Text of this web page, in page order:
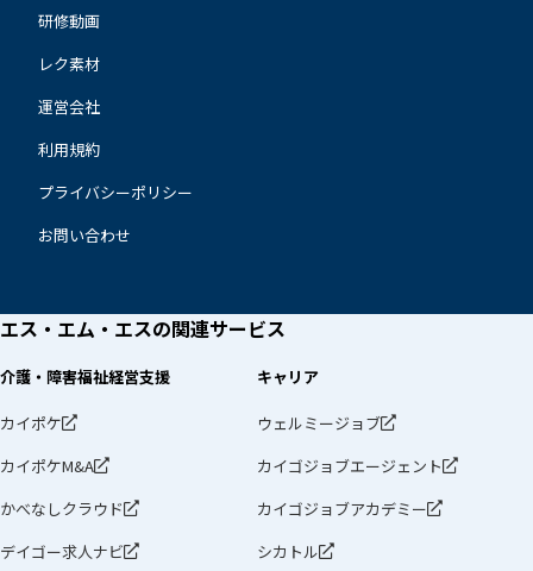
研修動画
レク素材
運営会社
利用規約
プライバシーポリシー
お問い合わせ
エス・エム・エスの関連サービス
介護・障害福祉経営支援
カイポケ
カイポケM&A
かべなしクラウド
デイゴー求人ナビ
キャリア
ウェルミージョブ
カイゴジョブエージェント
カイゴジョブアカデミー
シカトル